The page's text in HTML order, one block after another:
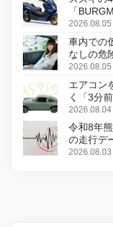
「
変更し、
2026.08.05
車内での
なしの危
2026.08.05
エアコン
く「3分
2026.08.04
令和8年
の走行デ
2026.08.03